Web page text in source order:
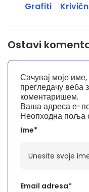
Grafiti
Ostavi
Ваша адреса е-
Неопходна поља
Ime*
Email adresa*
Сачувај моје
прегледачу веба
коментаришем.